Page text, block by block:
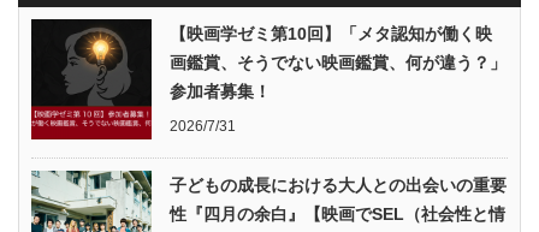
【映画学ゼミ第10回】「メタ認知が働く映
画鑑賞、そうでない映画鑑賞、何が違う？」
参加者募集！
2026/7/31
子どもの成長における大人との出会いの重要
性『四月の余白』【映画でSEL（社会性と情